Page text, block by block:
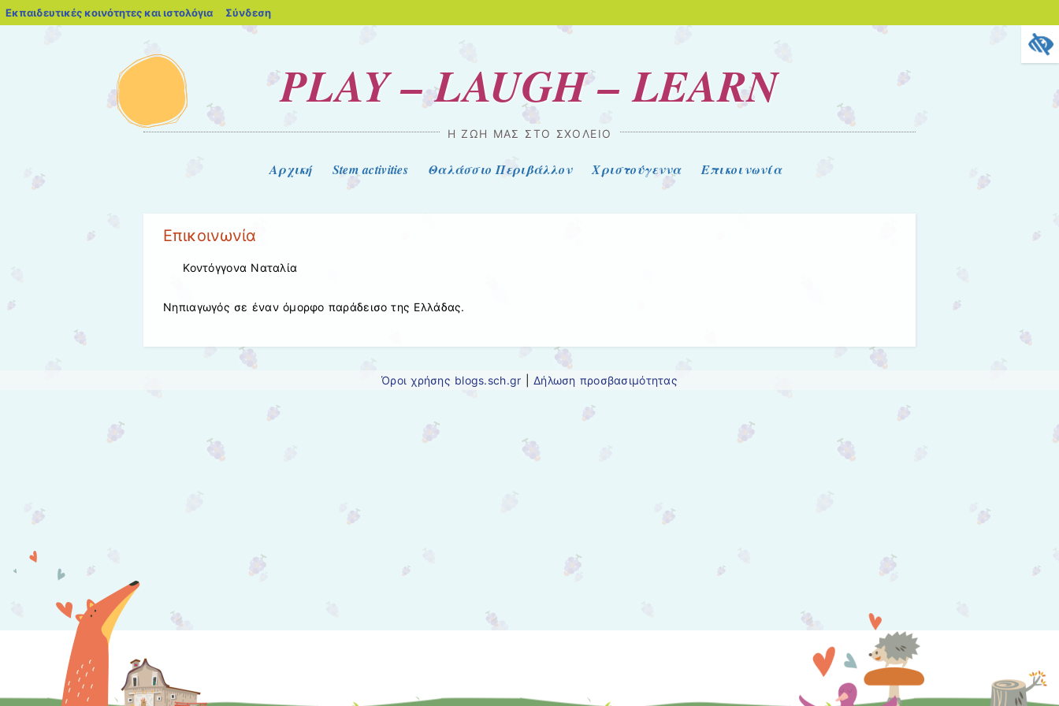
Εκπαιδευτικές κοινότητες και ιστολόγια blogs.sch.gr
Σύνδεση
PLAY – LAUGH – LEARN
Η ΖΩΉ ΜΑΣ ΣΤΟ ΣΧΟΛΕΊΟ
Μετάβαση στο περιεχόμενο
Αρχική Stem activities Θαλάσσιο Περιβάλλον Χριστούγεννα Επικοινωνία
Επικοινωνία
Κοντόγγονα Ναταλία
Νηπιαγωγός σε έναν όμορφο παράδεισο της Ελλάδας.
Όροι χρήσης blogs.sch.gr Δήλωση προσβασιμότητας